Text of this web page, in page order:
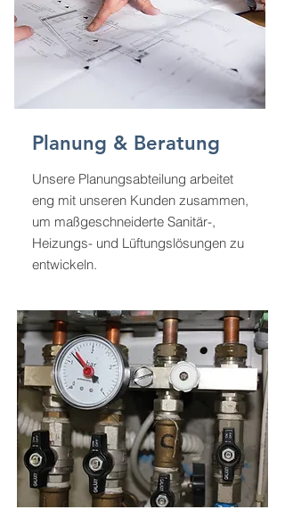
Planung & Beratung
Unsere Planungsabteilung arbeitet
eng mit unseren Kunden zusammen,
um maßgeschneiderte Sanitär-,
Heizungs- und Lüftungslösungen zu
entwickeln.